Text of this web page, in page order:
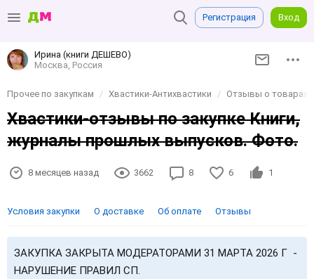
Регистрация Вход
Ирина (книги ДЕШЕВО)
Москва, Россия
Прочее по закупкам Хвастики-Антихвастики Отзывы о товарах
Хвастики-отзывы по закупке Книги,
журналы прошлых выпусков. Фото.
8 месяцев назад 3662 8 6 1
Условия закупки О доставке Об оплате Отзывы
ЗАКУПКА ЗАКРЫТА МОДЕРАТОРАМИ 31 МАРТА 2026 Г -
НАРУШЕНИЕ ПРАВИЛ СП.